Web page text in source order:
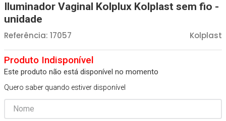
Iluminador Vaginal Kolplux Kolplast sem fio -
unidade
Kolplast
Referência: 17057
Este produto não está disponível no momento
Quero saber quando estiver disponível
1º Seringa Insulina
2º Fralda Geriatrica
3 º Luva Latex
4º Littmann
5º Estetoscopio Littmann
Aparelho Pressão
7º